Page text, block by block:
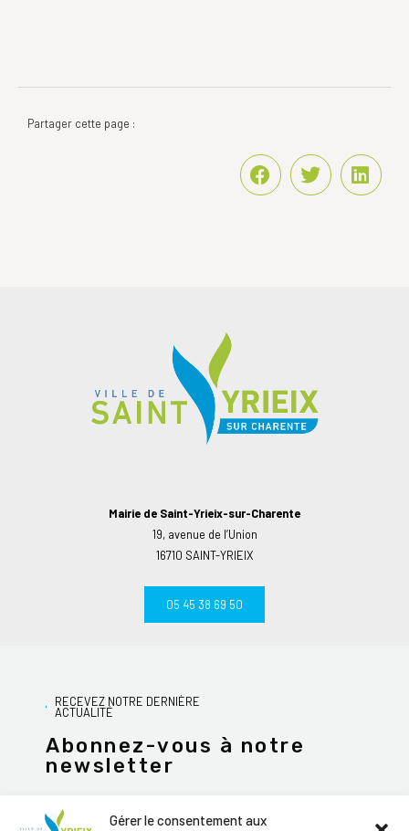
Gérer le consentement aux
Partager cette page :
Mairie de Saint-Yrieix-sur-Charente
19, avenue de l’Union
16710 SAINT-YRIEIX
05 45 38 69 50
RECEVEZ NOTRE DERNIÈRE
ACTUALITÉ
Abonnez-vous à notre
newsletter